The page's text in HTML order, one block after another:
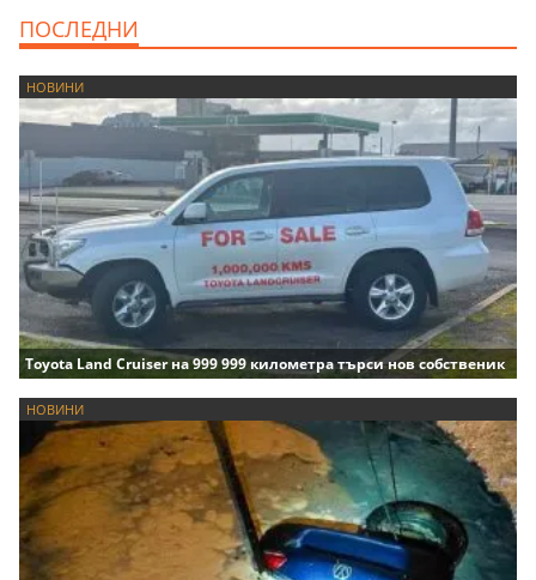
ПОСЛЕДНИ
НОВИНИ
Toyota Land Cruiser на 999 999 километра търси нов собственик
НОВИНИ